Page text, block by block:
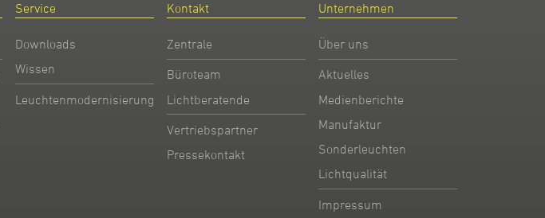
Service
Downloads
Wissen
Leuchtenmodernisierung
Kontakt
Zentrale
Büroteam
Lichtberatende
Vertriebspartner
Pressekontakt
Unternehmen
Über uns
Aktuelles
Medienberichte
Manufaktur
Sonderleuchten
Lichtqualität
Impressum